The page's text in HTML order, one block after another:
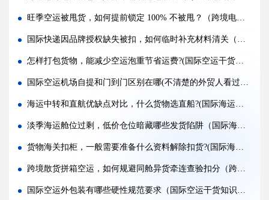
国内哪些港口是国际空运主流始发机场（国际空运干货知识分享）
什么是泡货、重货，国际空运分别怎么定价（国际空运干货知识分享）
国际空运直达与中转航班，该如何选择（不清楚的外贸人看过来）
国际空运客机和全货机分别适合运什么货物（国际空运干货知识分享）
国际空运直达与中转航班，该如何选择（国际快递干货知识分享）
国际空运完整运输流程分为哪几个步骤（国际空运干货知识分享）
国际空运和国际快递到底有哪些核心区别（国际物流干货知识分享）
旺季空运被甩货，如何提前锁定 100% 不被甩？（跨境电商卖家必看篇）
国际快递因品牌授权缺失被扣，如何临时补充材料清关（不清楚的跨境电商卖家请注意）
怎样打包货物，能减少空运泡重节省运费?(国际空运干货知识分享)
国际空运机场自提和门到门区别在哪(不清楚的外贸人看过来)
海运中转和直航优缺点对比，什么货物选直船?(国际海运干货知识分享)
淡季海运舱位过剩，低价仓位暗藏哪些发货陷阱（国际海运干货知识分享）
货物海关扣柜，一般需要准备什么资料解除扣货?(国际海运干货知识分享)
跨境散货拼箱空运，如何规避同舱异货牵连查验扣分（跨境电商卖家请注意）
国际空运外包装有哪些硬性规范要求（国际空运干货知识分享）